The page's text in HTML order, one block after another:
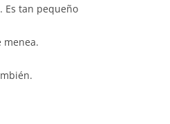
Es tan pequeño
menea.